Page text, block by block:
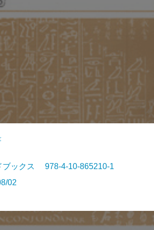
ブックス 978-4-10-865210-1
02